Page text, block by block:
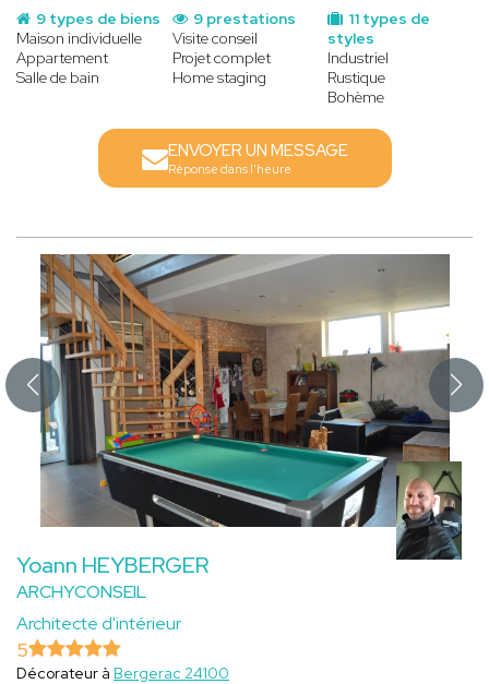
9 types de biens
Maison individuelle
Appartement
Salle de bain
11 types de
styles
Industriel
Rustique
Bohème
9 prestations
Visite conseil
Projet complet
Home staging
ENVOYER UN MESSAGE
Réponse dans l'heure
Yoann HEYBERGER
ARCHYCONSEIL
Architecte d'intérieur
5
Décorateur à Bergerac 24100